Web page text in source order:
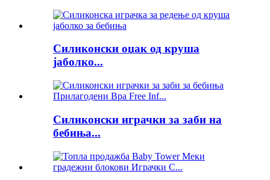
Силиконски оџак од круша
јаболко...
Силиконски играчки за заби на
бебиња...